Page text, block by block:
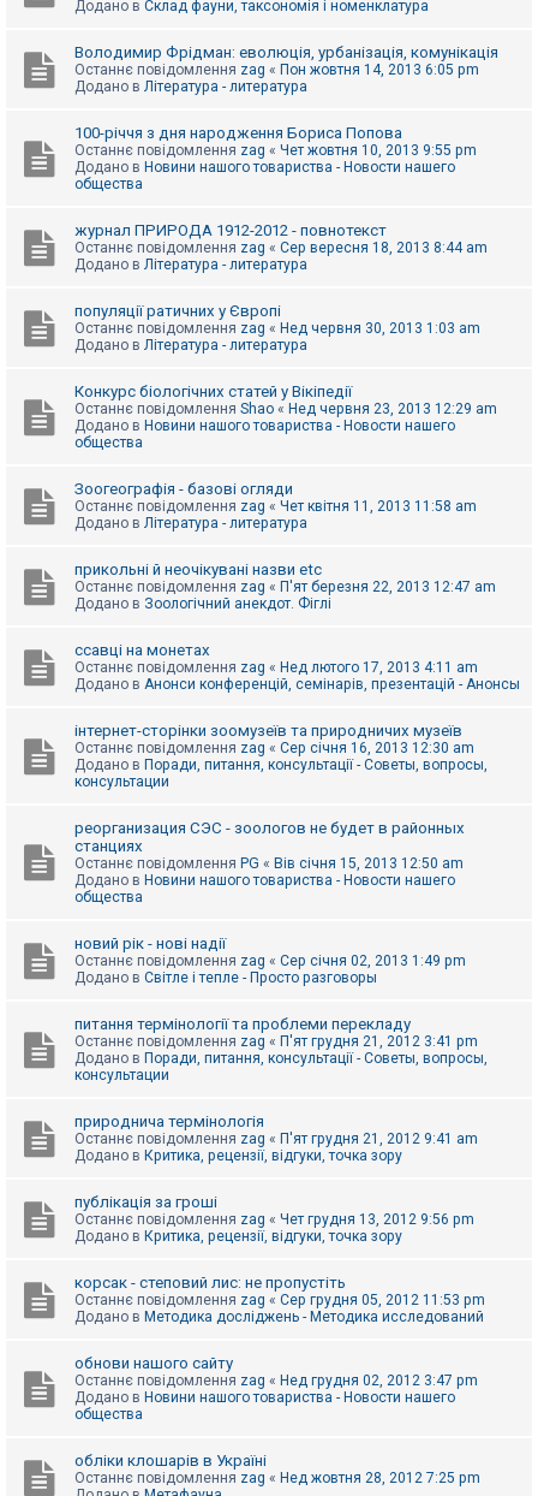
е
и
е
ш
к
м
г
Додано в Склад фауни, таксономія і номенклатура
Володимир Фрідман: еволюція, урбанізація, комунікація
Останнє повідомлення zag « Пон жовтня 14, 2013 6:05 pm
Додано в Література - литература
100-річчя з дня народження Бориса Попова
Останнє повідомлення zag « Чет жовтня 10, 2013 9:55 pm
Додано в Новини нашого товариства - Новости нашего
общества
журнал ПРИРОДА 1912-2012 - повнотекст
Останнє повідомлення zag « Сер вересня 18, 2013 8:44 am
Додано в Література - литература
популяції ратичних у Європі
Останнє повідомлення zag « Нед червня 30, 2013 1:03 am
Додано в Література - литература
Конкурс біологічних статей у Вікіпедії
Останнє повідомлення Shao « Нед червня 23, 2013 12:29 am
Додано в Новини нашого товариства - Новости нашего
общества
Зоогеографія - базові огляди
Останнє повідомлення zag « Чет квітня 11, 2013 11:58 am
Додано в Література - литература
прикольні й неочікувані назви etc
Останнє повідомлення zag « П'ят березня 22, 2013 12:47 am
Додано в Зоологічний анекдот. Фіглі
ссавці на монетах
Останнє повідомлення zag « Нед лютого 17, 2013 4:11 am
Додано в Анонси конференцій, семінарів, презентацій - Анонсы
інтернет-сторінки зоомузеїв та природничих музеїв
Останнє повідомлення zag « Сер січня 16, 2013 12:30 am
Додано в Поради, питання, консультації - Советы, вопросы,
консультации
реорганизация СЭС - зоологов не будет в районных
станциях
Останнє повідомлення PG « Вів січня 15, 2013 12:50 am
Додано в Новини нашого товариства - Новости нашего
общества
новий рік - нові надії
Останнє повідомлення zag « Сер січня 02, 2013 1:49 pm
Додано в Світле і тепле - Просто разговоры
питання термінології та проблеми перекладу
Останнє повідомлення zag « П'ят грудня 21, 2012 3:41 pm
Додано в Поради, питання, консультації - Советы, вопросы,
консультации
природнича термінологія
Останнє повідомлення zag « П'ят грудня 21, 2012 9:41 am
Додано в Критика, рецензії, відгуки, точка зору
публікація за гроші
Останнє повідомлення zag « Чет грудня 13, 2012 9:56 pm
Додано в Критика, рецензії, відгуки, точка зору
корсак - степовий лис: не пропустіть
Останнє повідомлення zag « Сер грудня 05, 2012 11:53 pm
Додано в Методика досліджень - Методика исследований
обнови нашого сайту
Останнє повідомлення zag « Нед грудня 02, 2012 3:47 pm
Додано в Новини нашого товариства - Новости нашего
общества
обліки клошарів в Україні
Останнє повідомлення zag « Нед жовтня 28, 2012 7:25 pm